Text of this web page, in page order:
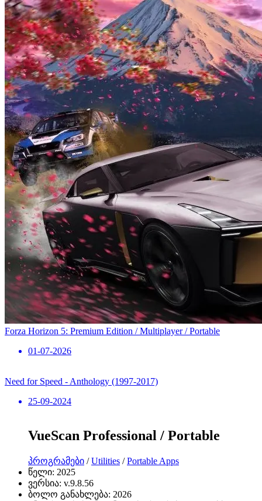
Forza Horizon 5: Premium Edition / Multiplayer / Portable
01-07-2026
Need for Speed ​​- Anthology (1997-2017)
25-09-2024
VueScan Professional / Portable
პროგრამები /Utilities /Portable Apps
წელი: 2025
ვერსია: v.9.8.56
ბოლო განახლება: 2026